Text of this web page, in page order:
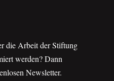
die Arbeit der Stiftung
werden? Dann
Newsletter.